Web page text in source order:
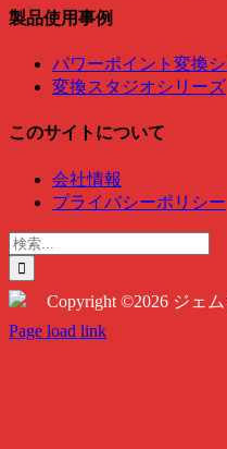
製品使用事例
パワーポイント変換
変換スタジオシリーズ
このサイトについて
会社情報
プライバシーポリシー
検
索
…
Copyright ©2026 ジェ
Twitter
Instagram
Facebook
Page load link